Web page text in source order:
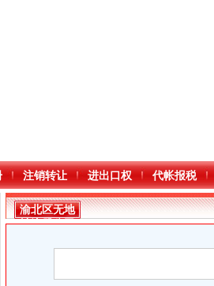
注销转让 进出口权 代帐报税
渝北区无地
址注册公司